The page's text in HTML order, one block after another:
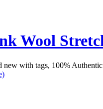
Wool
with tags, 100%